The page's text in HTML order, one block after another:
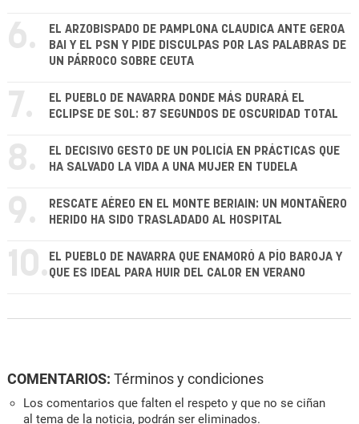
6.
EL ARZOBISPADO DE PAMPLONA CLAUDICA ANTE GEROA
BAI Y EL PSN Y PIDE DISCULPAS POR LAS PALABRAS DE
UN PÁRROCO SOBRE CEUTA
7.
EL PUEBLO DE NAVARRA DONDE MÁS DURARÁ EL
ECLIPSE DE SOL: 87 SEGUNDOS DE OSCURIDAD TOTAL
8.
EL DECISIVO GESTO DE UN POLICÍA EN PRÁCTICAS QUE
HA SALVADO LA VIDA A UNA MUJER EN TUDELA
9.
RESCATE AÉREO EN EL MONTE BERIAIN: UN MONTAÑERO
HERIDO HA SIDO TRASLADADO AL HOSPITAL
10. EL PUEBLO DE NAVARRA QUE ENAMORÓ A PÍO BAROJA Y
QUE ES IDEAL PARA HUIR DEL CALOR EN VERANO
COMENTARIOS: Términos y condiciones
Los comentarios que falten el respeto y que no se ciñan
al tema de la noticia, podrán ser eliminados.